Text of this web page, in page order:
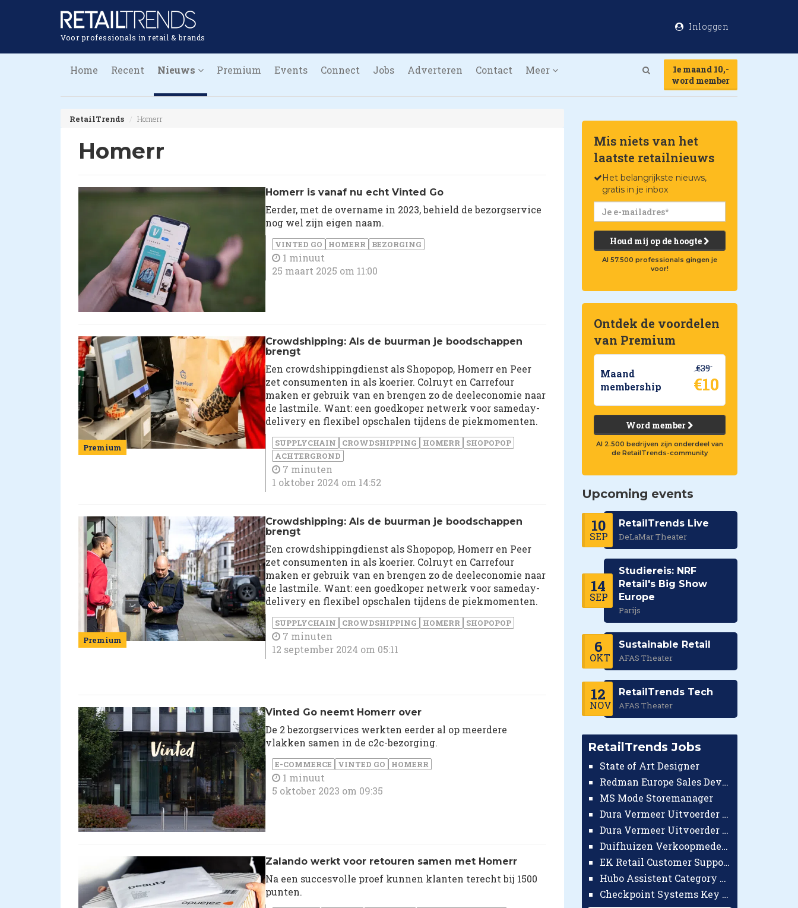
Voor professionals in retail & brands
Inloggen
Home Recent Nieuws Premium Events Connect Jobs Adverteren Contact Meer
1e maand 10,-
word member
RetailTrends Homerr
Homerr
Homerr is vanaf nu echt Vinted Go
Eerder, met de overname in 2023, behield de bezorgservice
nog wel zijn eigen naam.
VINTED GO HOMERR BEZORGING
1 minuut
25 maart 2025 om 11:00
Premium
Crowdshipping: Als de buurman je boodschappen
brengt
Een crowdshippingdienst als Shopopop, Homerr en Peer
zet consumenten in als koerier. Colruyt en Carrefour
maken er gebruik van en brengen zo de deeleconomie naar
de lastmile. Want: een goedkoper netwerk voor sameday-
delivery en flexibel opschalen tijdens de piekmomenten.
SUPPLYCHAIN CROWDSHIPPING HOMERR
SHOPOPOP
ACHTERGROND
7 minuten
1 oktober 2024 om 14:52
Premium
Crowdshipping: Als de buurman je boodschappen
brengt
Een crowdshippingdienst als Shopopop, Homerr en Peer
zet consumenten in als koerier. Colruyt en Carrefour
maken er gebruik van en brengen zo de deeleconomie naar
de lastmile. Want: een goedkoper netwerk voor sameday-
delivery en flexibel opschalen tijdens de piekmomenten.
SUPPLYCHAIN CROWDSHIPPING HOMERR SHOPOPOP
7 minuten
12 september 2024 om 05:11
Vinted Go neemt Homerr over
De 2 bezorgservices werkten eerder al op meerdere
vlakken samen in de c2c-bezorging.
E-COMMERCE VINTED GO HOMERR
1 minuut
5 oktober 2023 om 09:35
Zalando werkt voor retouren samen met Homerr
Na een succesvolle proef kunnen klanten terecht bij 1500
punten.
Mis niets van het
laatste retailnieuws
Het belangrijkste nieuws,
gratis in je inbox
Houd mij op de hoogte
Al 57.500 professionals gingen je
voor!
Ontdek de voordelen
van Premium
Maand
membership
€39
€10
Word member
Al 2.500 bedrijven zijn onderdeel van
de RetailTrends-community
Upcoming events
10
SEP
RetailTrends Live
DeLaMar Theater
14
SEP
Studiereis: NRF
Retail's Big Show
Europe
Parijs
6
OKT
Sustainable Retail
AFAS Theater
12
NOV
RetailTrends Tech
AFAS Theater
RetailTrends Jobs
State of Art Designer
Redman Europe Sales Developer (Europe)
MS Mode Storemanager
Dura Vermeer Uitvoerder GWW Amsterdam
Dura Vermeer Uitvoerder Civiel Nijmegen
Duifhuizen Verkoopmedewerker Ridderkerk
EK Retail Customer Support Omnichannel
Hubo Assistent Category Manager
Checkpoint Systems Key Accountmanager Benelux